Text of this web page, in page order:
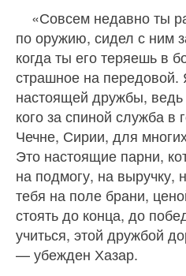
«Совсем недавно ты
по оружию, сидел с ним
когда ты его теряешь в
страшное на передовой.
настоящей дружбы, ведь
кого за спиной служба в
Чечне, Сирии, для
Это настоящие парни,
на подмогу, на выручку,
тебя на поле брани,
стоять до конца, до
учиться, этой дружбой
— убежден Хазар.